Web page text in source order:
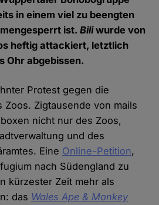
in einem viel zu beengten
ist.Biliwurde von
heftig attackiert, letztlich
Ohr abgebissen.
Protest gegen die
Zoos. Zigtausende von mails
nicht nur des Zoos,
und des
Eine Online-Petition,
nach Südengland zu
kürzester Zeit mehr als
das Wales Ape & Monkey